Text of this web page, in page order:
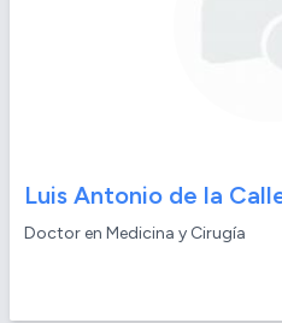
Luis Antonio de la
Doctor en Medicina y Cirugía